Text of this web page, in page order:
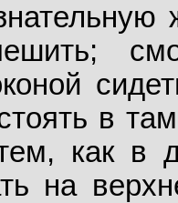
в
как в
на